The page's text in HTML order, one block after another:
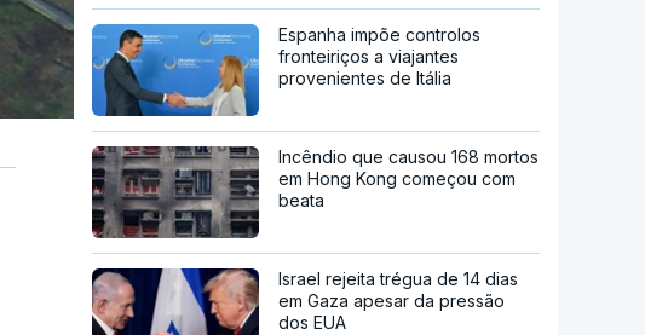
Espanha impõe controlos
fronteiriços a viajantes
provenientes de Itália
Incêndio que causou 168 mortos
em Hong Kong começou com
beata
Israel rejeita trégua de 14 dias
em Gaza apesar da pressão
dos EUA